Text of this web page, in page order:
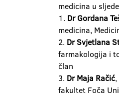
medicina u
1. Dr Gordana
medicina,
2. Dr Svjetlana
farmakologija i
član
3. Dr Maja Račić
fakultet Foča